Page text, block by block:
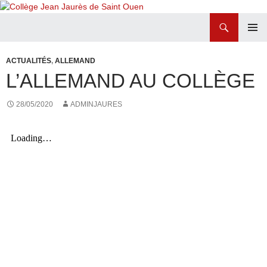
CONTENU
ACTUALITÉS, ALLEMAND
L’ALLEMAND AU COLLÈGE
28/05/2020 ADMINJAURES